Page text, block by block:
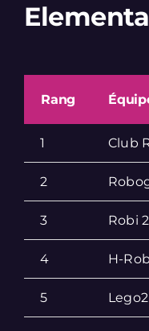
Rang
1 Club
2
3 Robi
4 H-
5 Lego2